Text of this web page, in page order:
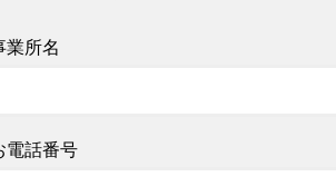
業所名
電話番号